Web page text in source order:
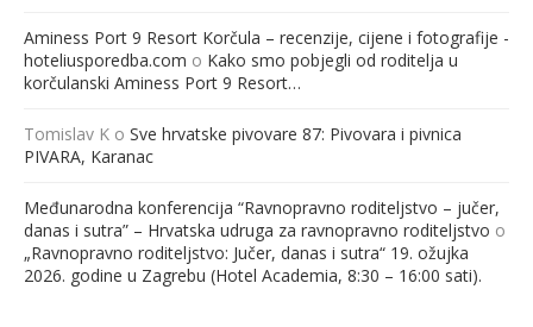
Aminess Port 9 Resort Korčula – recenzije, cijene i fotografije -
hoteliusporedba.com o Kako smo pobjegli od roditelja u
korčulanski Aminess Port 9 Resort…
Tomislav K o Sve hrvatske pivovare 87: Pivovara i pivnica
PIVARA, Karanac
Međunarodna konferencija “Ravnopravno roditeljstvo – jučer,
danas i sutra” – Hrvatska udruga za ravnopravno roditeljstvo o
„Ravnopravno roditeljstvo: Jučer, danas i sutra“ 19. ožujka
2026. godine u Zagrebu (Hotel Academia, 8:30 – 16:00 sati).